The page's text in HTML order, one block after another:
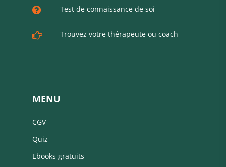
Test de connaissance de soi
Trouvez votre thérapeute ou coach
MENU
CGV
Quiz
Ebooks gratuits